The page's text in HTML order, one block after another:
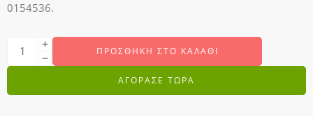
0154536.
ΠΡΟΣΘΉΚΗ ΣΤΟ ΚΑΛΆΘΙ
ΑΓΟΡΑΣΕ ΤΩΡΑ